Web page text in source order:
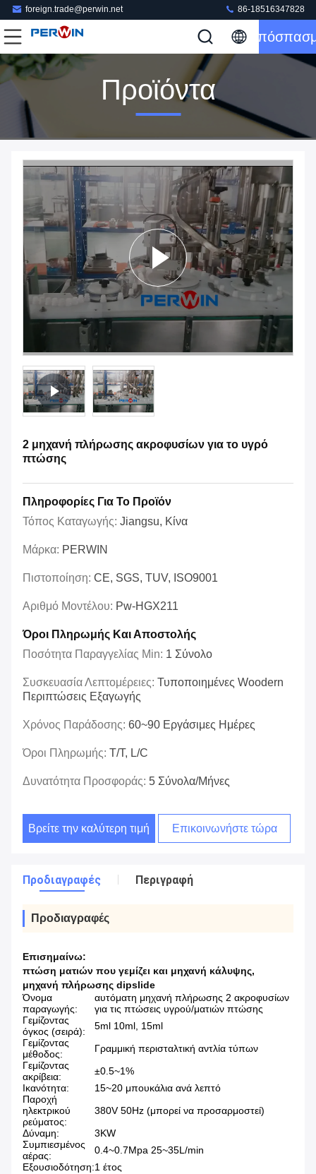
foreign.trade@perwin.net 86-18516347828
Προϊόντα
2 μηχανή πλήρωσης ακροφυσίων για το υγρό
πτώσης
Πληροφορίες Για Το Προϊόν
Τόπος Καταγωγής: Jiangsu, Κίνα
Μάρκα: PERWIN
Πιστοποίηση: CE, SGS, TUV, ISO9001
Αριθμό Μοντέλου: Pw-HGX211
Όροι Πληρωμής Και Αποστολής
Ποσότητα Παραγγελίας Min: 1 Σύνολο
Συσκευασία Λεπτομέρειες: Τυποποιημένες Woodern
Περιπτώσεις Εξαγωγής
Χρόνος Παράδοσης: 60~90 Εργάσιμες Ημέρες
Όροι Πληρωμής: T/T, L/C
Δυνατότητα Προσφοράς: 5 Σύνολα/μήνες
Βρείτε την καλύτερη τιμή Επικοινωνήστε τώρα
Προδιαγραφές Περιγραφή
Προδιαγραφές
Επισημαίνω:
πτώση ματιών που γεμίζει και μηχανή κάλυψης,
μηχανή πλήρωσης dipslide
Όνομα
παραγωγής:
αυτόματη μηχανή πλήρωσης 2 ακροφυσίων
για τις πτώσεις υγρού/ματιών πτώσης
Γεμίζοντας
όγκος (σειρά):
5ml 10ml, 15ml
Γεμίζοντας
μέθοδος:
Γραμμική περισταλτική αντλία τύπων
Γεμίζοντας
ακρίβεια:
±0.5~1%
Ικανότητα:
15~20 μπουκάλια ανά λεπτό
Παροχή
ηλεκτρικού
ρεύματος:
380V 50Hz (μπορεί να προσαρμοστεί)
Δύναμη:
3KW
Συμπιεσμένος
αέρας:
0.4~0.7Mpa 25~35L/min
Εξουσιοδότηση:1 έτος